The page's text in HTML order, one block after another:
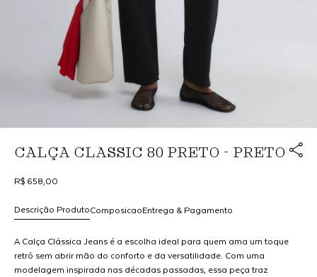
CALÇA CLASSIC 80 PRETO - PRETO
Link
R$ 658,00
Composicao
Descrição Produto Entrega & Pagamento
A Calça Clássica Jeans é a escolha ideal para quem ama um toque
retrô sem abrir mão do conforto e da versatilidade. Com uma
modelagem inspirada nas décadas passadas, essa peça traz